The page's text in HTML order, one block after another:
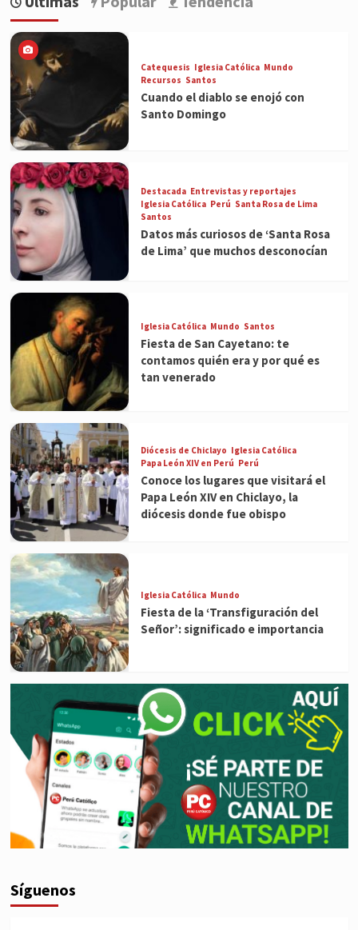
Catequesis Iglesia Católica Mundo
Recursos Santos
Cuando el diablo se enojó con
Santo Domingo
Destacada Entrevistas y reportajes
Iglesia Católica Perú Santa Rosa de Lima
Santos
Datos más curiosos de ‘Santa Rosa
de Lima’ que muchos desconocían
Iglesia Católica Mundo Santos
Fiesta de San Cayetano: te
contamos quién era y por qué es
tan venerado
Diócesis de Chiclayo Iglesia Católica
Papa León XIV en Perú Perú
Conoce los lugares que visitará el
Papa León XIV en Chiclayo, la
diócesis donde fue obispo
Iglesia Católica Mundo
Fiesta de la ‘Transfiguración del
Señor’: significado e importancia
Síguenos